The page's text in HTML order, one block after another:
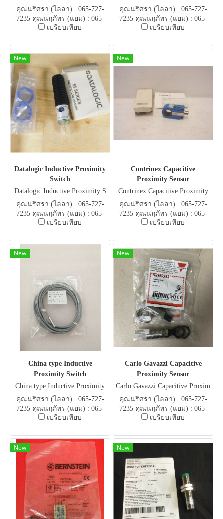
คุณนริศรา (ไลลา) : 065-727-
7235 คุณนฤภัทร (แยม) : 065-
051-5951 E-mail .
เปรียบเทียบ
คุณนริศรา (ไลลา) : 065-727-
7235 คุณนฤภัทร (แยม) : 065-
051-5951 E-mail .
เปรียบเทียบ
New
Datalogic Inductive Proximity
Switch
Datalogic Inductive Proximity S
witch
คุณนริศรา (ไลลา) : 065-727-
7235 คุณนฤภัทร (แยม) : 065-
051-5951 E-mail .
เปรียบเทียบ
New
Contrinex Capacitive
Proximity Sensor
Contrinex Capacitive Proximity
Sensor
คุณนริศรา (ไลลา) : 065-727-
7235 คุณนฤภัทร (แยม) : 065-
051-5951 E-mail .
เปรียบเทียบ
New
China type Inductive
Proximity Switch
China type Inductive Proximity
Switch
คุณนริศรา (ไลลา) : 065-727-
7235 คุณนฤภัทร (แยม) : 065-
051-5951 E-mail .
เปรียบเทียบ
New
Carlo Gavazzi Capacitive
Proximity Sensor
Carlo Gavazzi Capacitive Proxim
ity Sensor
คุณนริศรา (ไลลา) : 065-727-
7235 คุณนฤภัทร (แยม) : 065-
051-5951 E-mail .
เปรียบเทียบ
New New